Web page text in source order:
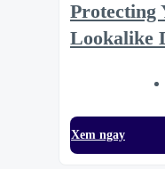
Protecting
Lookalike
Xem ngay